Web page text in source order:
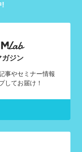
!
ガジン
事やセミナー情報
してお届け！